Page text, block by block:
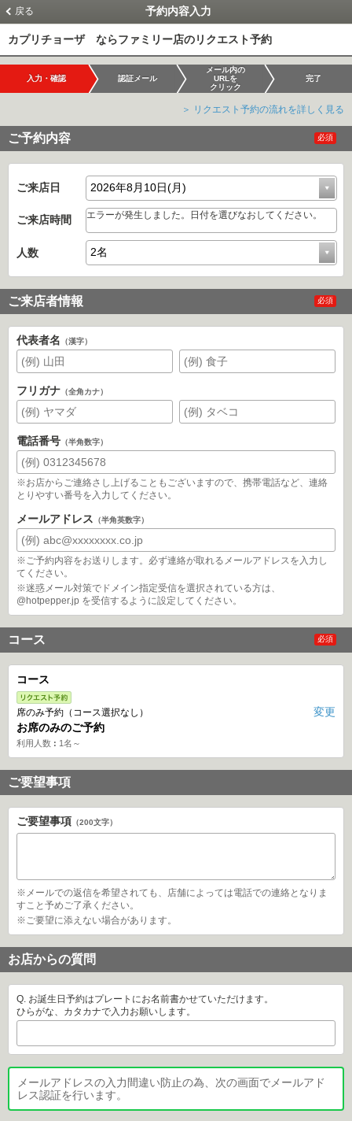
戻る 予約内容入力
カプリチョーザ ならファミリー店のリクエスト予約
入力・確認 認証メール
メール内の
URLを
クリック
完了
＞ リクエスト予約の流れを詳しく見る
ご予約内容 必須
ご来店日
ご来店時間 エラーが発生しました。日付を選びなおしてください。
人数
ご来店者情報 必須
代表者名 （漢字）
フリガナ （全角カナ）
電話番号 （半角数字）
※お店からご連絡さし上げることもございますので、携帯電話など、連絡
とりやすい番号を入力してください。
メールアドレス （半角英数字）
※ご予約内容をお送りします。必ず連絡が取れるメールアドレスを入力し
てください。
※迷惑メール対策でドメイン指定受信を選択されている方は、
@hotpepper.jp を受信するように設定してください。
コース 必須
コース
席のみ予約（コース選択なし）
お席のみのご予約
利用人数 1名～
変更
ご要望事項
ご要望事項 （200文字）
※メールでの返信を希望されても、店舗によっては電話での連絡となりま
すこと予めご了承ください。
※ご要望に添えない場合があります。
お店からの質問
Q. お誕生日予約はプレートにお名前書かせていただけます。
ひらがな、カタカナで入力お願いします。
メールアドレスの入力間違い防止の為、次の画面でメールアド
レス認証を行います。